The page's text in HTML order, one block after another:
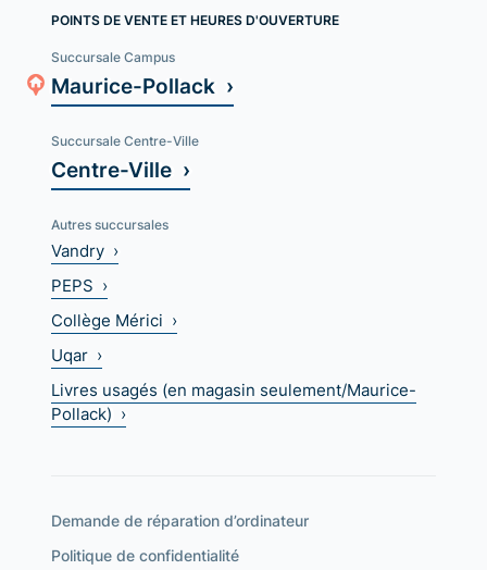
POINTS DE VENTE ET HEURES D'OUVERTURE
Succursale Campus
Maurice-Pollack ›
Succursale Centre-Ville
Centre-Ville ›
Autres succursales
Vandry ›
PEPS ›
Collège Mérici ›
Uqar ›
Livres usagés (en magasin seulement/Maurice-
Pollack) ›
Demande de réparation d’ordinateur
Politique de confidentialité